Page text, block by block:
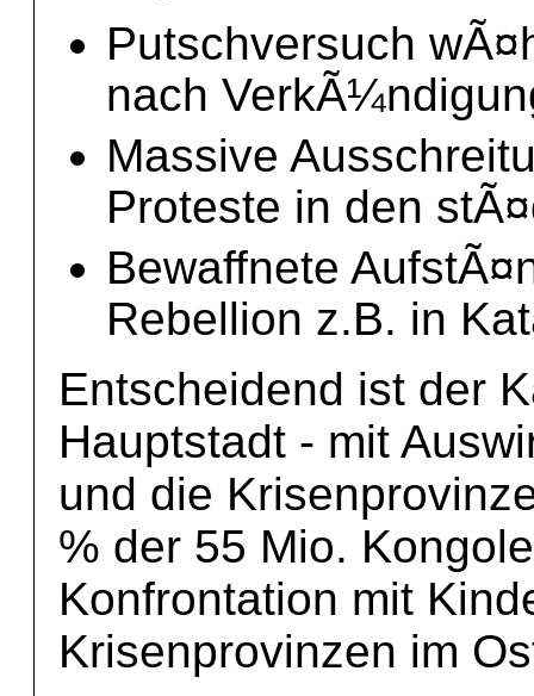
Putschversuch
nach
Massive
Proteste in den
Bewaffnete
Rebellion z.B. in
Entscheidend ist der
Hauptstadt - mit
und die
% der 55 Mio.
Konfrontation mit
Krisenprovinzen im